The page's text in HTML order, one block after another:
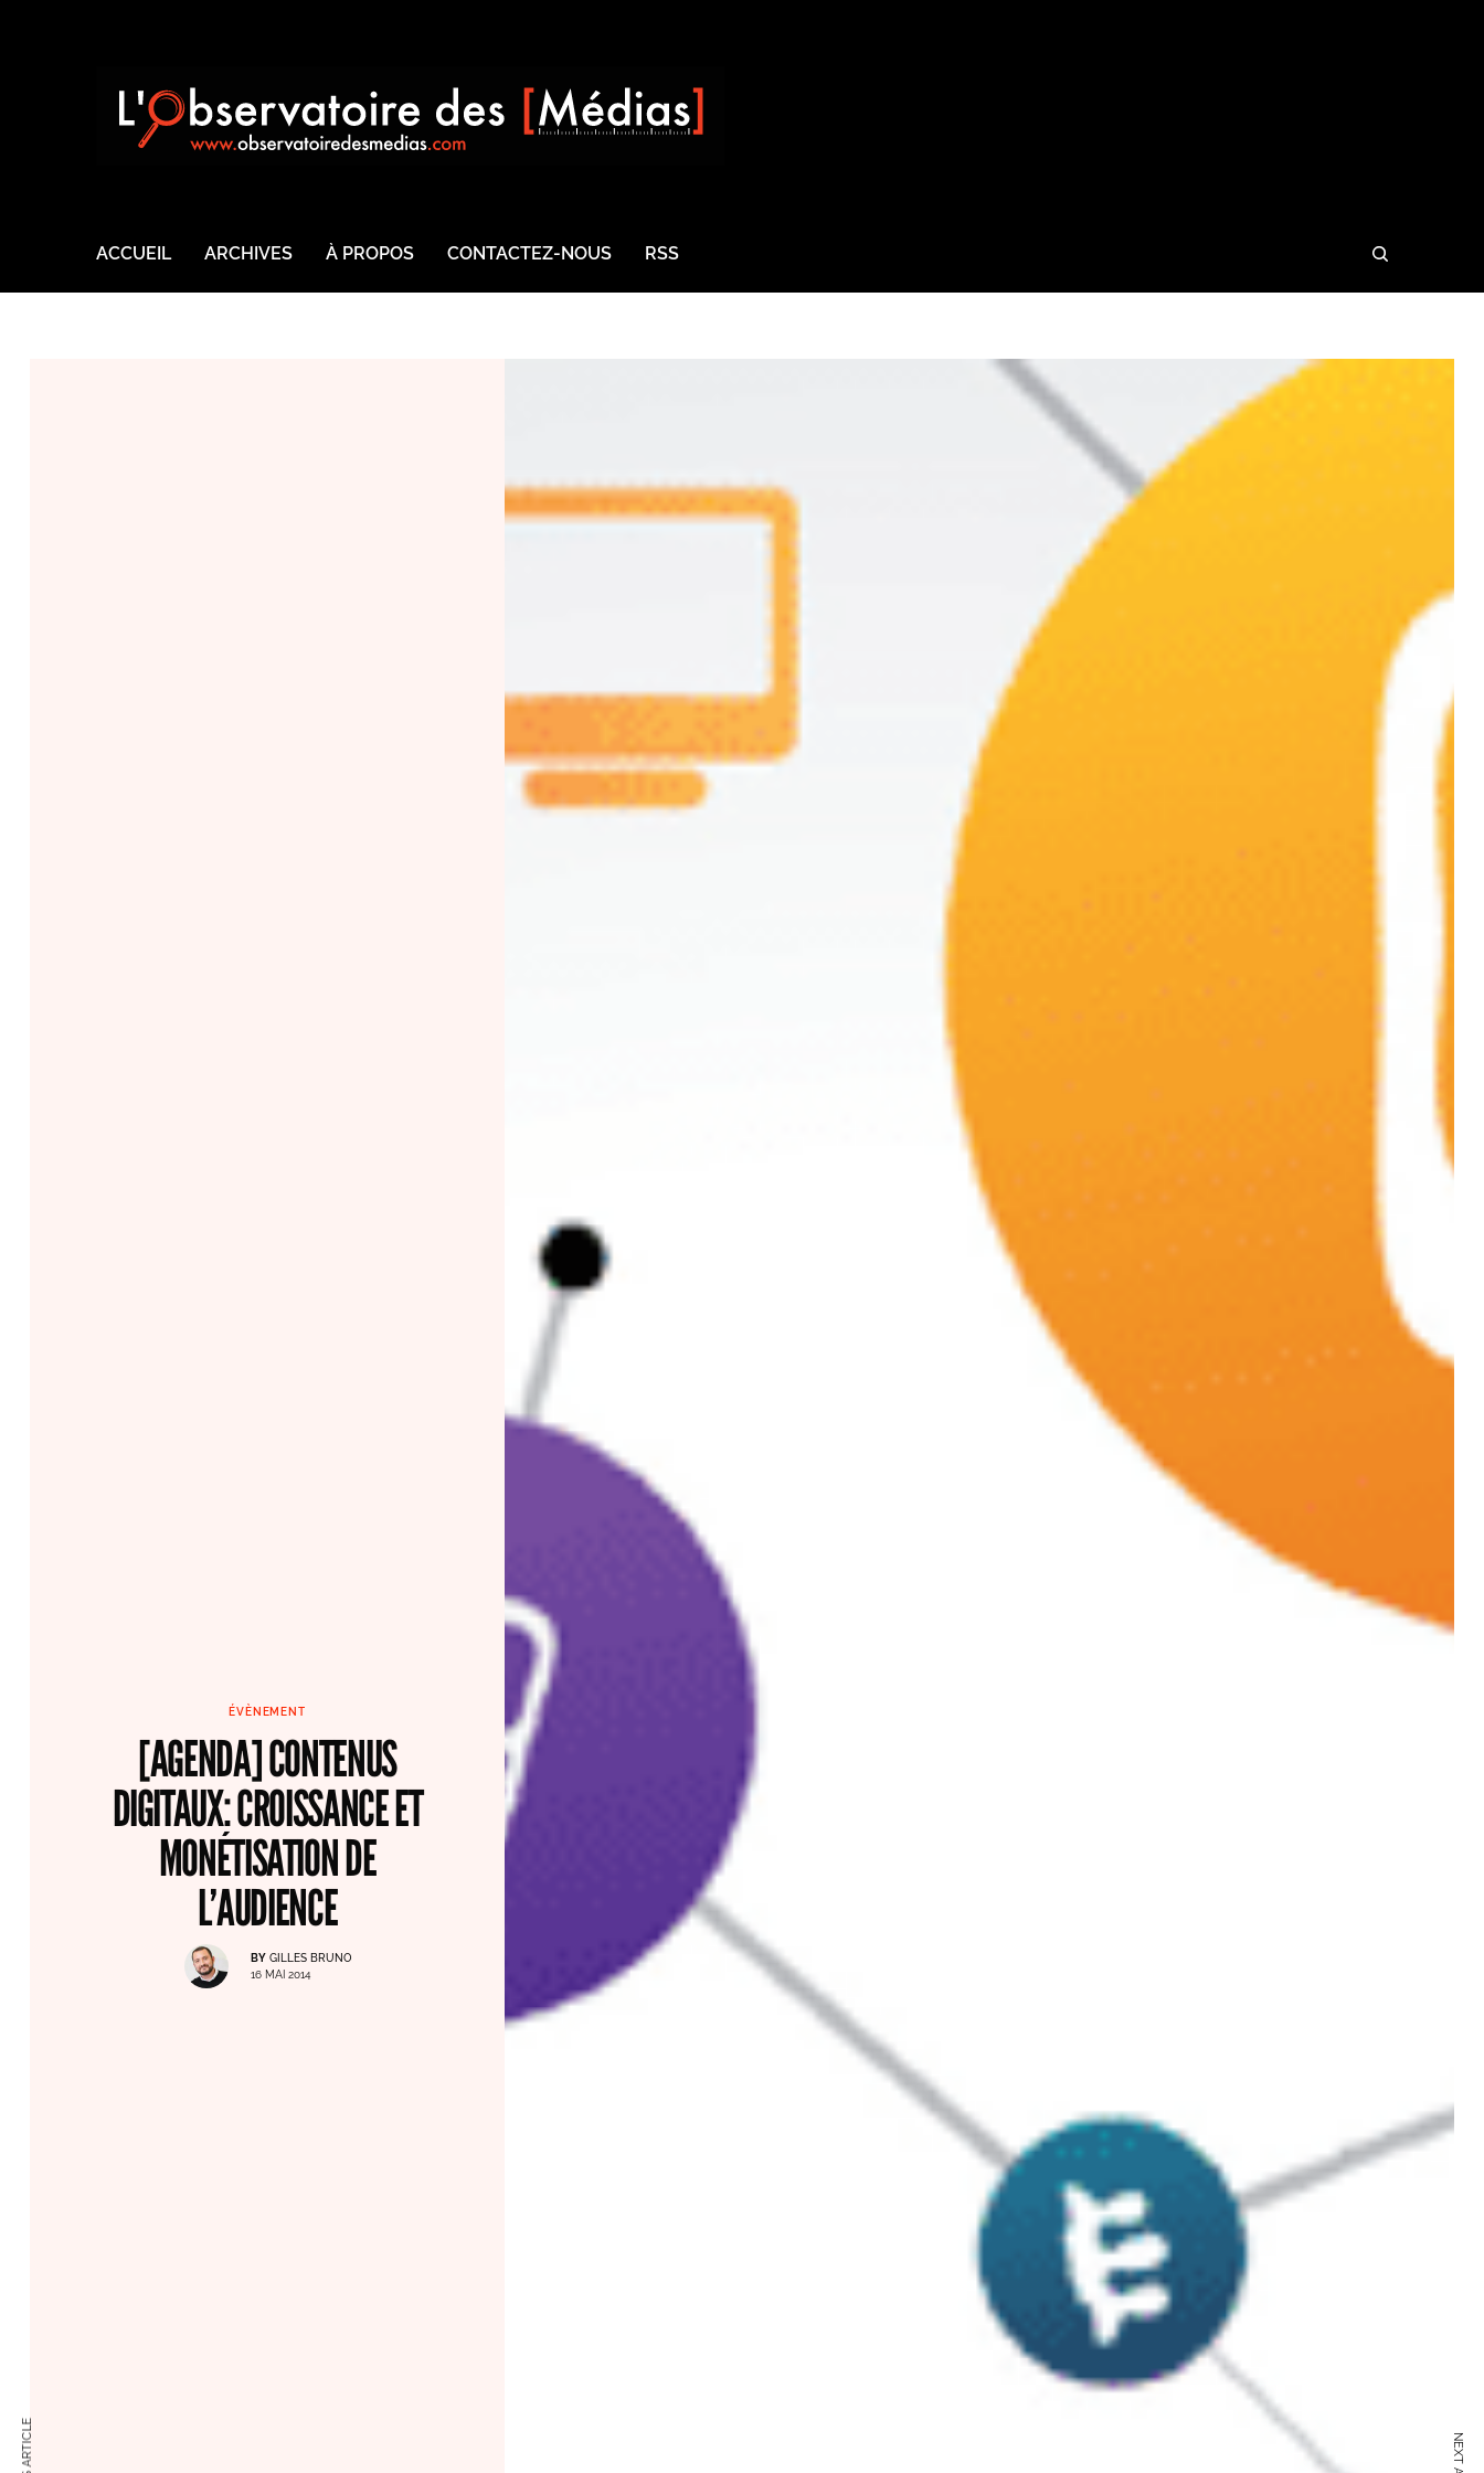
ACCUEIL ARCHIVES À PROPOS CONTACTEZ-NOUS RSS
ÉVÈNEMENT
[AGENDA] CONTENUS
DIGITAUX: CROISSANCE ET
MONÉTISATION DE
L’AUDIENCE
BY GILLES BRUNO
16 MAI 2014